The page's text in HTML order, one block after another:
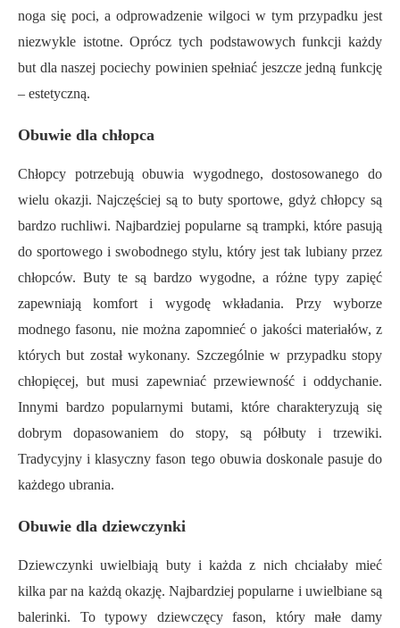
noga się poci, a odprowadzenie wilgoci w tym przypadku jest
niezwykle istotne. Oprócz tych podstawowych funkcji każdy
but dla naszej pociechy powinien spełniać jeszcze jedną funkcję
– estetyczną.
Obuwie dla chłopca
Chłopcy potrzebują obuwia wygodnego, dostosowanego do
wielu okazji. Najczęściej są to buty sportowe, gdyż chłopcy są
bardzo ruchliwi. Najbardziej popularne są trampki, które pasują
do sportowego i swobodnego stylu, który jest tak lubiany przez
chłopców. Buty te są bardzo wygodne, a różne typy zapięć
zapewniają komfort i wygodę wkładania. Przy wyborze
modnego fasonu, nie można zapomniećo jakości materiałów, z
których but został wykonany. Szczególnie w przypadku stopy
chłopięcej, but musi zapewniać przewiewność i oddychanie.
Innymi bardzo popularnymi butami, które charakteryzują się
dobrym dopasowaniem do stopy, są półbuty i trzewiki.
Tradycyjny i klasyczny fason tego obuwia doskonale pasuje do
każdego ubrania.
Obuwie dla dziewczynki
Dziewczynki uwielbiają buty i każda z nich chciałaby mieć
kilka par na każdą okazję. Najbardziej popularne i uwielbiane są
balerinki. To typowy dziewczęcy fason, który małe damy